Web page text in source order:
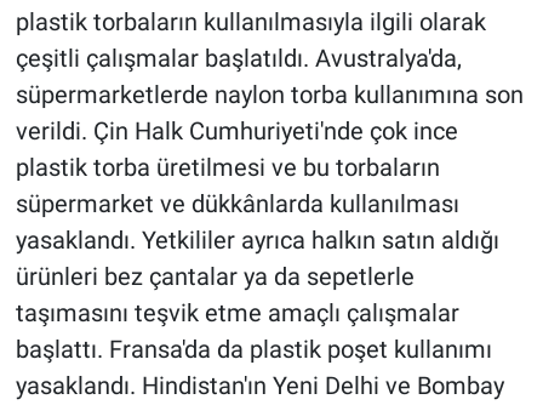
plastik torbaların kullanılmasıyla ilgili olarak
çeşitli çalışmalar başlatıldı. Avustralya'da,
süpermarketlerde naylon torba kullanımına son
verildi. Çin Halk Cumhuriyeti'nde çok ince
plastik torba üretilmesi ve bu torbaların
süpermarket ve dükkânlarda kullanılması
yasaklandı. Yetkililer ayrıca halkın satın aldığı
ürünleri bez çantalar ya da sepetlerle
taşımasını teşvik etme amaçlı çalışmalar
başlattı. Fransa'da da plastik poşet kullanımı
yasaklandı. Hindistan'ın Yeni Delhi ve Bombay